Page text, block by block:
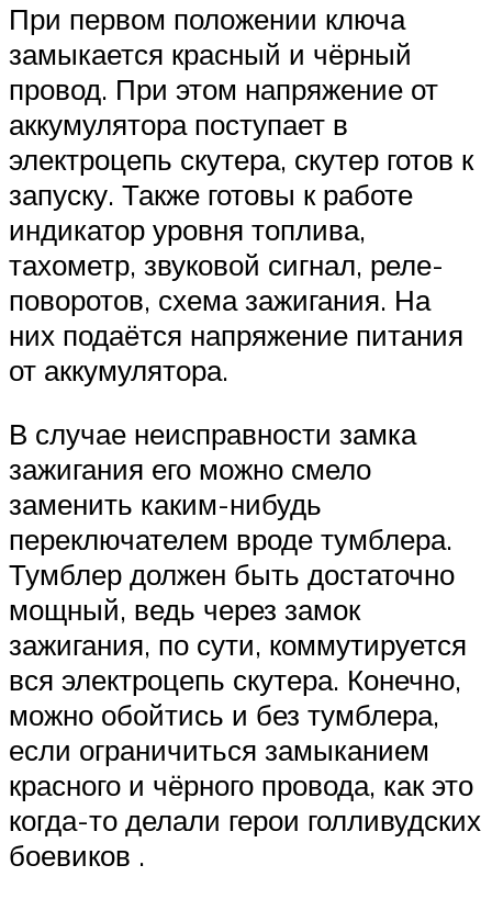
При первом положении ключа
замыкается красный и чёрный
провод. При этом напряжение от
аккумулятора поступает в
электроцепь скутера, скутер готов к
запуску. Также готовы к работе
индикатор уровня топлива,
тахометр, звуковой сигнал, реле-
поворотов, схема зажигания. На
них подаётся напряжение питания
от аккумулятора.
В случае неисправности замка
зажигания его можно смело
заменить каким-нибудь
переключателем вроде тумблера.
Тумблер должен быть достаточно
мощный, ведь через замок
зажигания, по сути, коммутируется
вся электроцепь скутера. Конечно,
можно обойтись и без тумблера,
если ограничиться замыканием
красного и чёрного провода, как это
когда-то делали герои голливудских
боевиков .